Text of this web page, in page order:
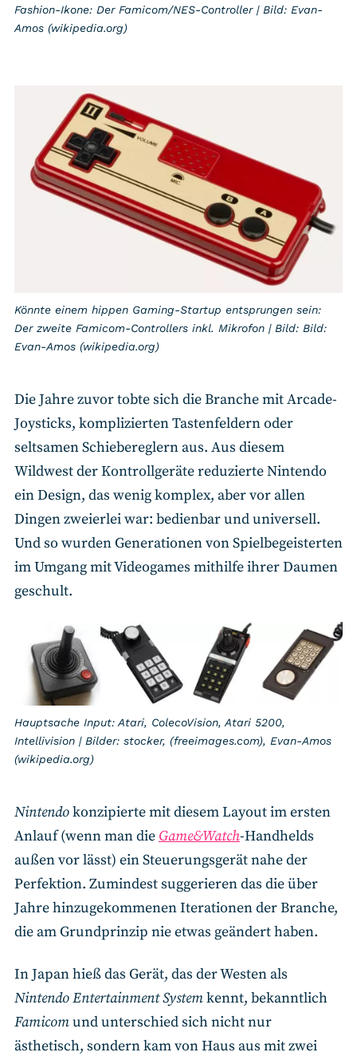
Fashion-Ikone: Der Famicom/NES-Controller | Bild: Evan-
Amos (wikipedia.org)
Könnte einem hippen Gaming-Startup entsprungen sein:
Der zweite Famicom-Controllers inkl. Mikrofon | Bild: Bild:
Evan-Amos (wikipedia.org)
Die Jahre zuvor tobte sich die Branche mit Arcade-
Joysticks, komplizierten Tastenfeldern oder
seltsamen Schiebereglern aus. Aus diesem
Wildwest der Kontrollgeräte reduzierte Nintendo
ein Design, das wenig komplex, aber vor allen
Dingen zweierlei war: bedienbar und universell.
Und so wurden Generationen von Spielbegeisterten
im Umgang mit Videogames mithilfe ihrer Daumen
geschult.
Hauptsache Input: Atari, ColecoVision, Atari 5200,
Intellivision | Bilder: stocker, (freeimages.com), Evan-Amos
(wikipedia.org)
Nintendokonzipierte mit diesem Layout im ersten
Anlauf (wenn man die Game&Watch-Handhelds
außen vor lässt) ein Steuerungsgerät nahe der
Perfektion. Zumindest suggerieren das die über
Jahre hinzugekommenen Iterationen der Branche,
die am Grundprinzip nie etwas geändert haben.
In Japan hieß das Gerät, das der Westen als
Nintendo Entertainment Systemkennt, bekanntlich
Famicomund unterschied sich nicht nur
ästhetisch, sondern kam von Haus aus mit zwei